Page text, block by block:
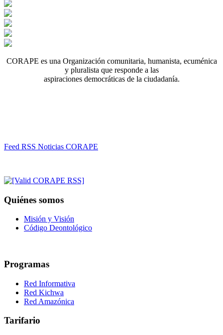
CORAPE es una Organización comunitaria, humanista, ecuménica
y pluralista que responde a las
aspiraciones democráticas de la ciudadanía.
Feed RSS Noticias CORAPE
Quiénes somos
Misión y Visión
Código Deontológico
Programas
Red Informativa
Red Kichwa
Red Amazónica
Tarifario